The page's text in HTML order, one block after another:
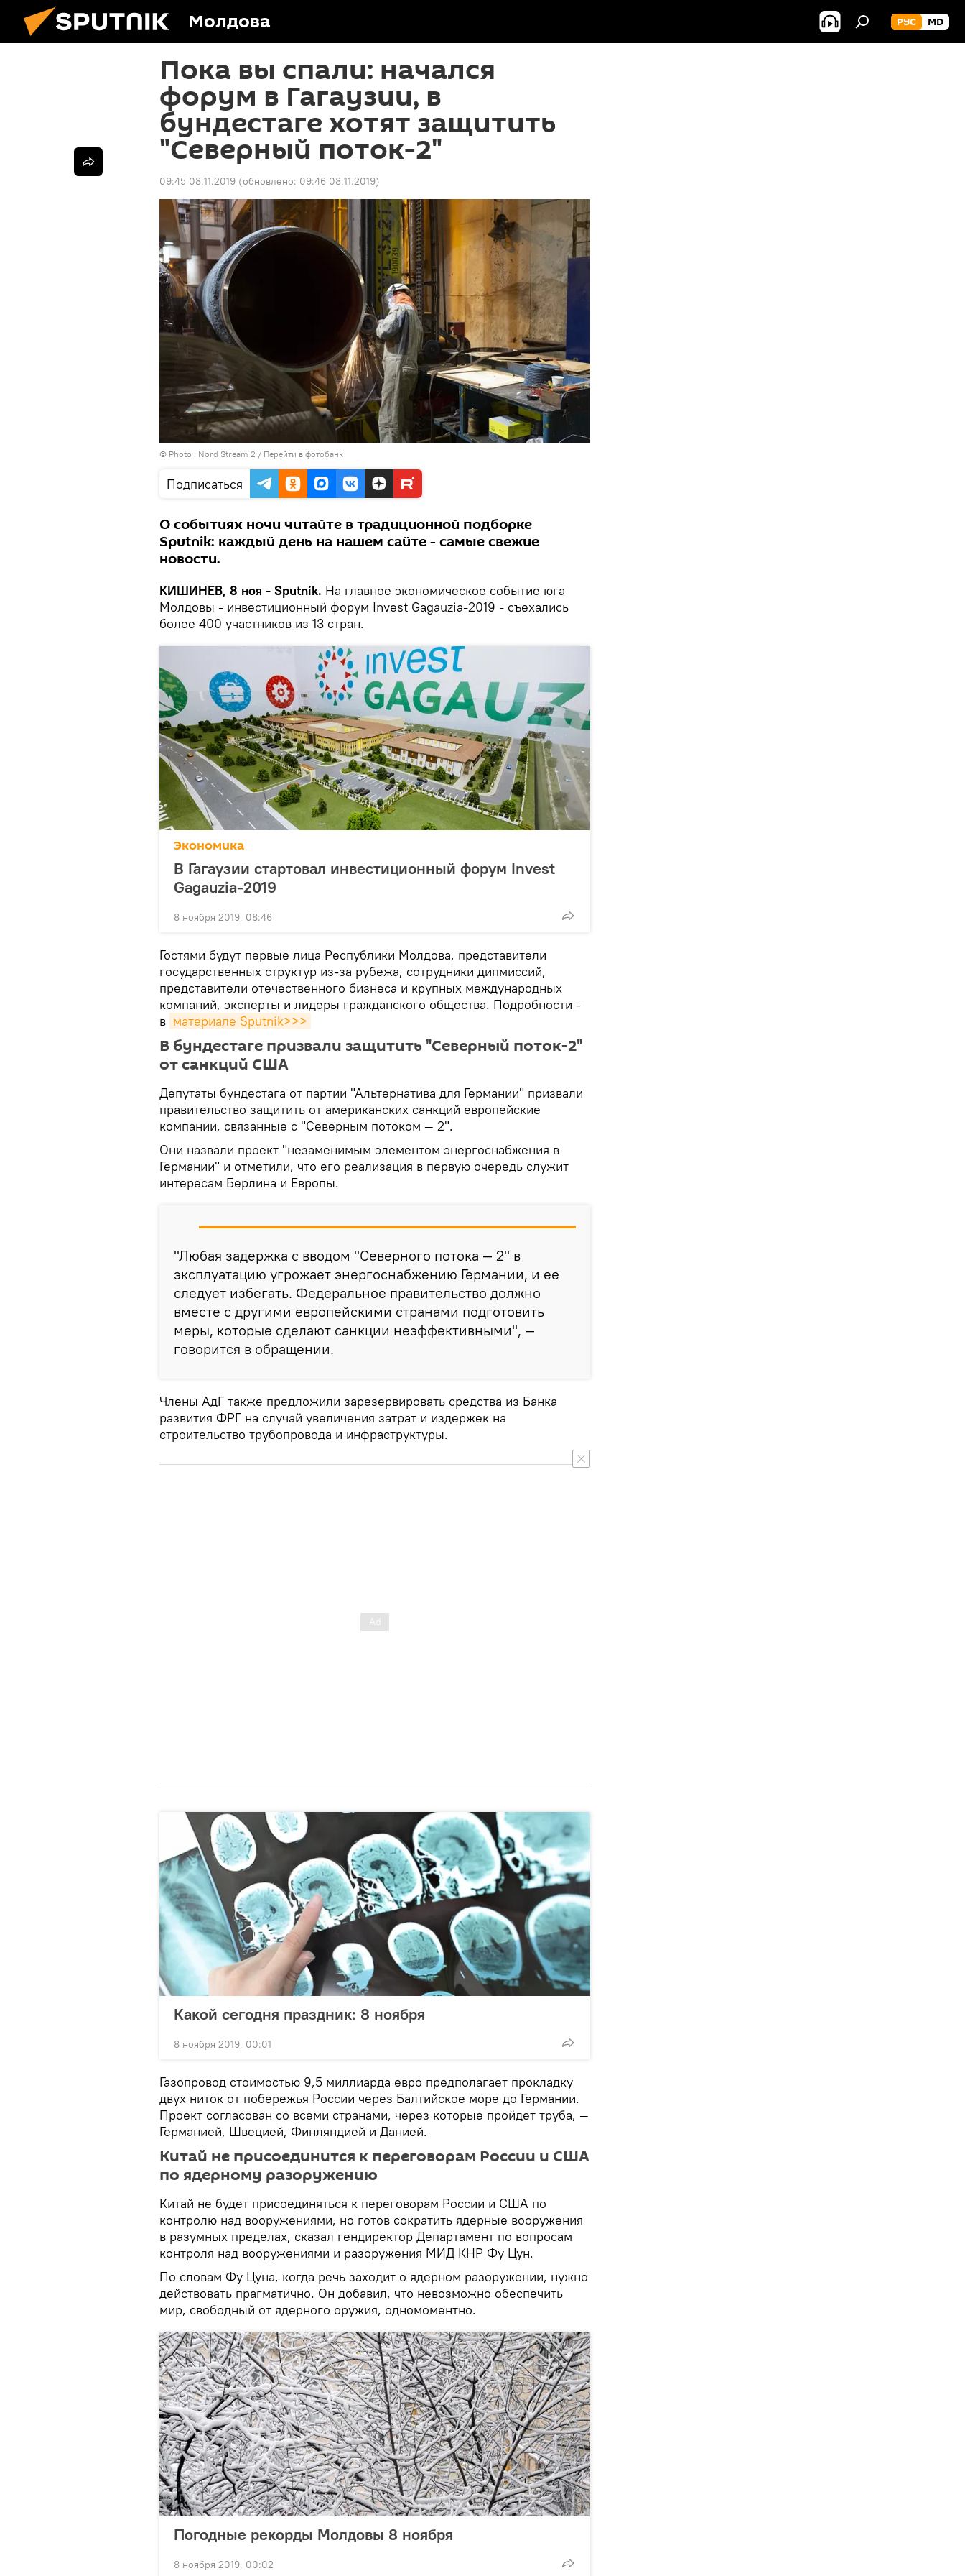
Молдова РУС MD
Пока вы спали: начался
форум в Гагаузии, в
бундестаге хотят защитить
"Северный поток-2"
09:45 08.11.2019 (обновлено: 09:46 08.11.2019)
© Photo : Nord Stream 2 / Перейти в фотобанк
Подписаться
О событиях ночи читайте в традиционной подборке
Sputnik: каждый день на нашем сайте - самые свежие
новости.
КИШИНЕВ, 8 ноя - Sputnik. На главное экономическое событие юга
Молдовы - инвестиционный форум Invest Gagauzia-2019 - съехались
более 400 участников из 13 стран.
Экономика
В Гагаузии стартовал инвестиционный форум Invest
Gagauzia-2019
8 ноября 2019, 08:46
Гостями будут первые лица Республики Молдова, представители
государственных структур из-за рубежа, сотрудники дипмиссий,
представители отечественного бизнеса и крупных международных
компаний, эксперты и лидеры гражданского общества. Подробности -
в материале Sputnik>>>
В бундестаге призвали защитить "Северный поток-2"
от санкций США
Депутаты бундестага от партии "Альтернатива для Германии" призвали
правительство защитить от американских санкций европейские
компании, связанные с "Северным потоком — 2".
Они назвали проект "незаменимым элементом энергоснабжения в
Германии" и отметили, что его реализация в первую очередь служит
интересам Берлина и Европы.
"Любая задержка с вводом "Северного потока — 2" в
эксплуатацию угрожает энергоснабжению Германии, и ее
следует избегать. Федеральное правительство должно
вместе с другими европейскими странами подготовить
меры, которые сделают санкции неэффективными", —
говорится в обращении.
Члены АдГ также предложили зарезервировать средства из Банка
развития ФРГ на случай увеличения затрат и издержек на
строительство трубопровода и инфраструктуры.
Какой сегодня праздник: 8 ноября
8 ноября 2019, 00:01
Газопровод стоимостью 9,5 миллиарда евро предполагает прокладку
двух ниток от побережья России через Балтийское море до Германии.
Проект согласован со всеми странами, через которые пройдет труба, —
Германией, Швецией, Финляндией и Данией.
Китай не присоединится к переговорам России и США
по ядерному разоружению
Китай не будет присоединяться к переговорам России и США по
контролю над вооружениями, но готов сократить ядерные вооружения
в разумных пределах, сказал гендиректор Департамент по вопросам
контроля над вооружениями и разоружения МИД КНР Фу Цун.
По словам Фу Цуна, когда речь заходит о ядерном разоружении, нужно
действовать прагматично. Он добавил, что невозможно обеспечить
мир, свободный от ядерного оружия, одномоментно.
Погодные рекорды Молдовы 8 ноября
8 ноября 2019, 00:02